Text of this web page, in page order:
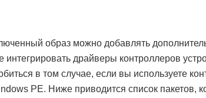
образ можно добавлять
драйверы контроллеров
в том случае, если вы используете
PE. Ниже приводится список пакетов,